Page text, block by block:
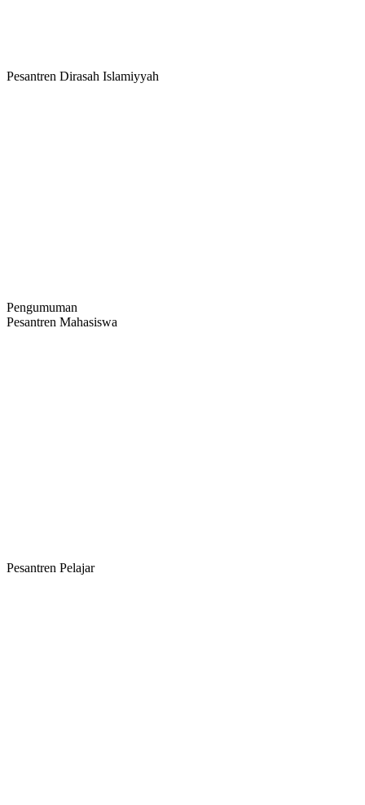
Pesantren Dirasah Islamiyyah
Pengumuman
Pesantren Mahasiswa
Pesantren Pelajar